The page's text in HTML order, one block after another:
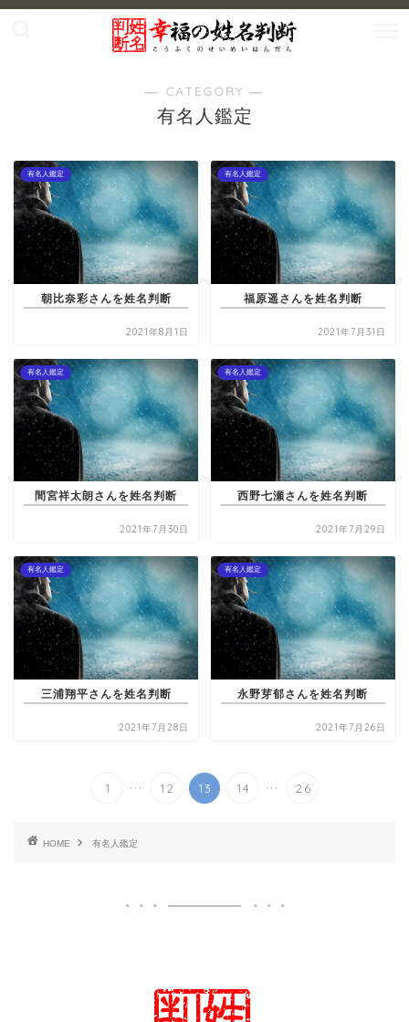
― CATEGORY ―
有名人鑑定
有名人鑑定
朝比奈彩さんを姓名判断
2021年8月1日
有名人鑑定
福原遥さんを姓名判断
2021年7月31日
有名人鑑定
間宮祥太朗さんを姓名判断
2021年7月30日
有名人鑑定
西野七瀬さんを姓名判断
2021年7月29日
有名人鑑定
三浦翔平さんを姓名判断
2021年7月28日
有名人鑑定
永野芽郁さんを姓名判断
2021年7月26日
1 ... 12 13 14 ... 26
HOME 有名人鑑定